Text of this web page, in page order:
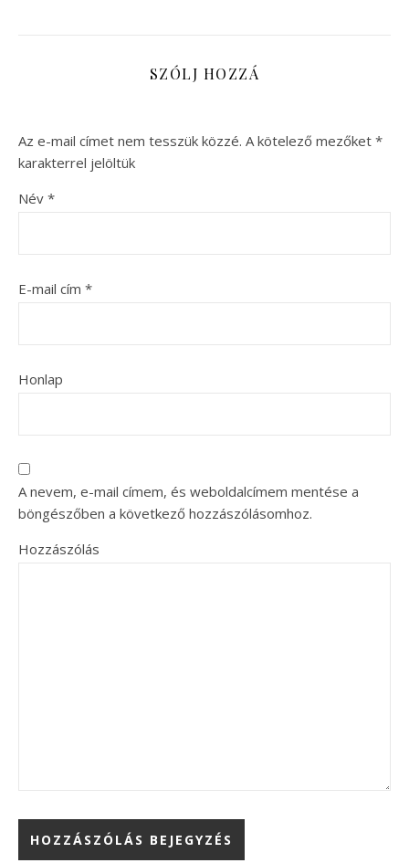
SZÓLJ HOZZÁ
Az e-mail címet nem tesszük közzé. A kötelező mezőket *
karakterrel jelöltük
Név *
E-mail cím *
Honlap
A nevem, e-mail címem, és weboldalcímem mentése a
böngészőben a következő hozzászólásomhoz.
Hozzászólás